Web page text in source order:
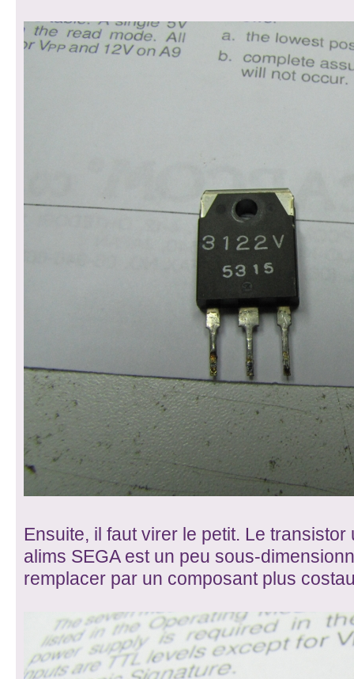
Ensuite, il faut virer le petit. Le
alims SEGA est un peu sous-
remplacer par un composant plus